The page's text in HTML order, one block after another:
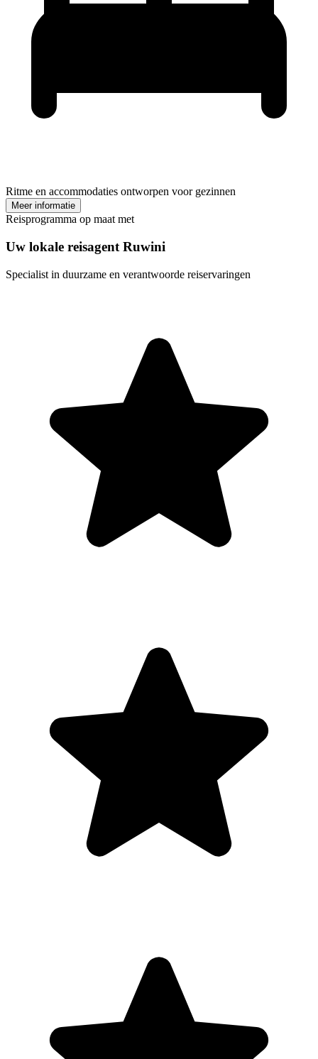
Ritme en accommodaties ontworpen voor gezinnen
Meer informatie
Reisprogramma op maat met
Uw lokale reisagent Ruwini
Specialist in duurzame en verantwoorde reiservaringen